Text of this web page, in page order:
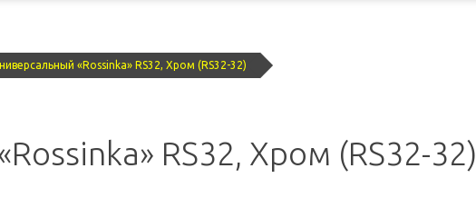
«Rossinka» RS32, Хром (RS32-32)
RS32, Хром (RS32-32)